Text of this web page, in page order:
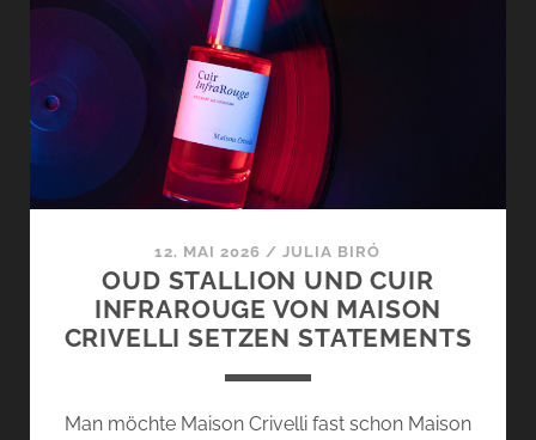
MEDITERRANEAN
COLLECTION
12. MAI 2026 /JULIA BIRÓ
OUD STALLION UND CUIR
INFRAROUGE VON MAISON
CRIVELLI SETZEN STATEMENTS
Man möchte Maison Crivelli fast schon Maison